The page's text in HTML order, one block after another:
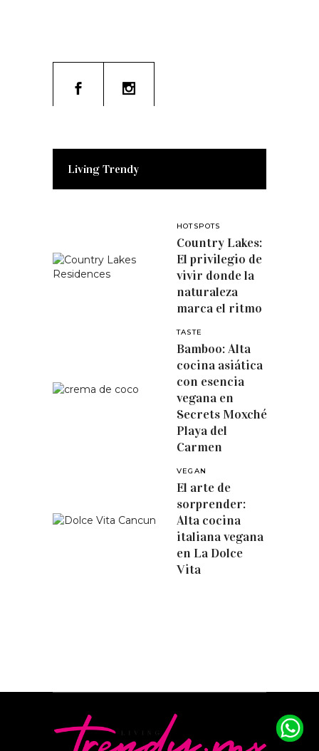
Living Trendy
HOTSPOTS
Country Lakes:
El privilegio de
vivir donde la
naturaleza
marca el ritmo
TASTE
Bamboo: Alta
cocina asiática
con esencia
vegana en
Secrets Moxché
Playa del
Carmen
VEGAN
El arte de
sorprender:
Alta cocina
italiana vegana
en La Dolce
Vita